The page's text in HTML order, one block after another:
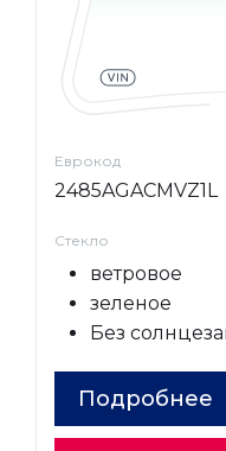
Еврокод
2485AGACMVZ1L
Стекло
ветровое
зеленое
Без
Подробнее